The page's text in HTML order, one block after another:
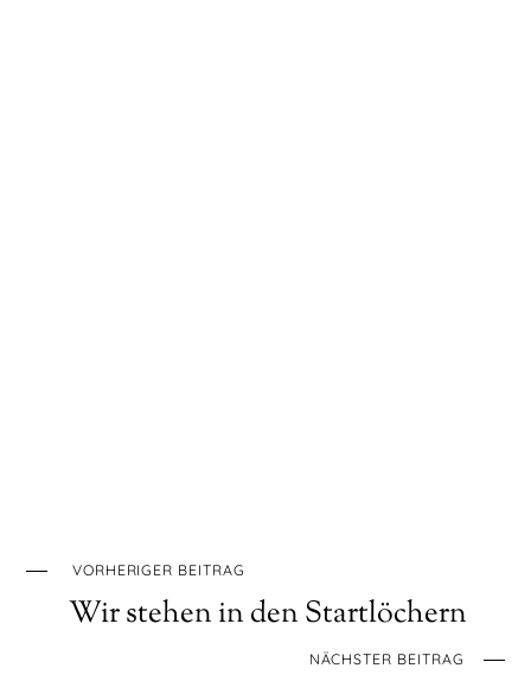
VORHERIGER BEITRAG
Wir stehen in den Startlöchern
NÄCHSTER BEITRAG